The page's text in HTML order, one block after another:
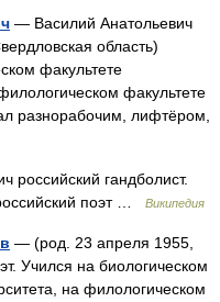
— Василий Анатольевич
область)
факультете
факультете
разнорабочим, лифтёром,
российский гандболист.
поэт …
Википедия
— (род. 23 апреля 1955,
Учился на биологическом
на филологическом